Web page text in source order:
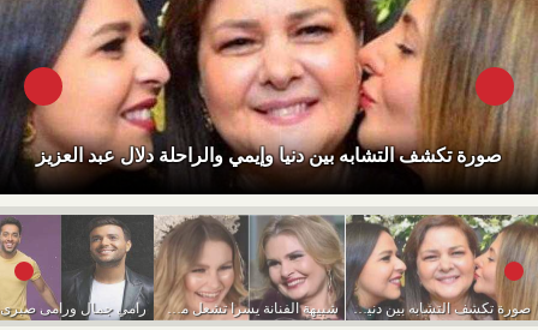
صورة تكشف التشابه بين دنيا وإيمي والراحلة دلال عبد العزيز
صورة تكشف التشابه بين دنيا وإيمي والراحلة دلال... شبيهة الفنانة يسرا تشعل مواقع التواصل الاجتماعى